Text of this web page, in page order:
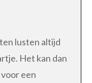
lusten altijd
Het kan dan
een